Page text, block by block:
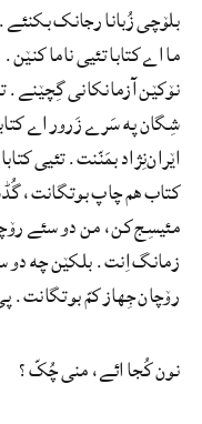
بلۆچی زُبانا رجانک
ما اے کتابا تئیی ناما
نۆکێن آزمانکانی
شِگان په سَرے زَرور اے
اێران‌نِژاد بمَنّنت. تئیی
کتاب هم چاپ بوتگانت،
مئیسِج کن، من دو سئے رۆچا
زمانگ اِنت. بلکێن چه دو
رۆچان جِهاز کمّ بوتگانت.
نون کُجا ائے، منی چُکّ؟